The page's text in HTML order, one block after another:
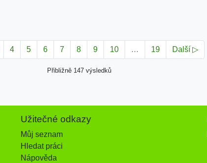
4 5 6 7 8 9 10 … 19 Další ▷
Přibližně 147 výsledků
Užitečné odkazy
Můj seznam
Hledat práci
Nápověda